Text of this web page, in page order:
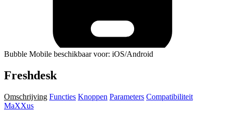
Bubble Mobile beschikbaar voor: iOS/Android
Freshdesk
Omschrijving Functies Knoppen Parameters Compatibiliteit
MaXXus